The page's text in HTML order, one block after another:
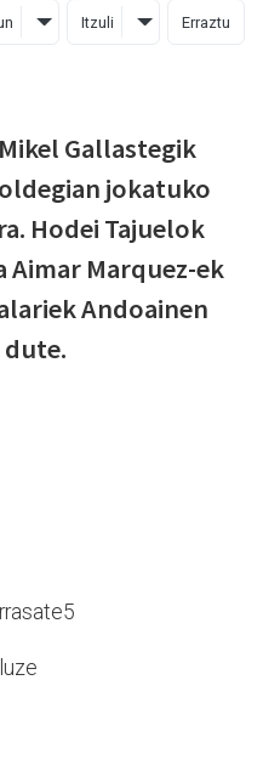
Itzuli Erraztu
Gallastegik
jokatuko
Hodei Tajuelok
Marquez-ek
Andoainen